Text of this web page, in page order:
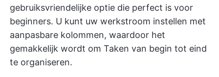
gebruiksvriendelijke optie die perfect is voor
beginners. U kunt uw werkstroom instellen met
aanpasbare kolommen, waardoor het
gemakkelijk wordt om Taken van begin tot eind
te organiseren.